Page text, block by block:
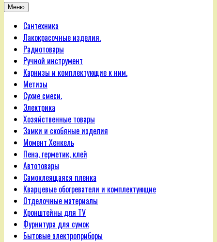
Меню
Сантехника
Лакокрасочные изделия.
Радиотовары
Ручной инструмент
Карнизы и комплектующие к ним.
Метизы
Сухие смеси.
Электрика
Хозяйственные товары
Замки и скобяные изделия
Момент Хенкель
Пена, герметик, клей
Автотовары
Самоклеящаяся пленка
Кварцевые обогреватели и комплектующие
Отделочные материалы
Кронштейны для TV
Фурнитура для сумок
Бытовые электроприборы